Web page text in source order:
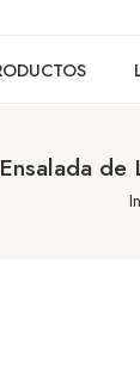
Ensalada